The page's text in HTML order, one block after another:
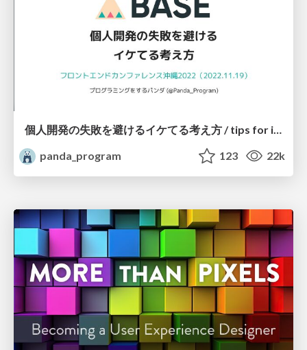
個人開発の失敗を避けるイケてる考え方 / tips for indie hackers
panda_program
123 22k